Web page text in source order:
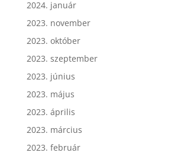
2024. január
2023. november
2023. október
2023. szeptember
2023. június
2023. május
2023. április
2023. március
2023. február